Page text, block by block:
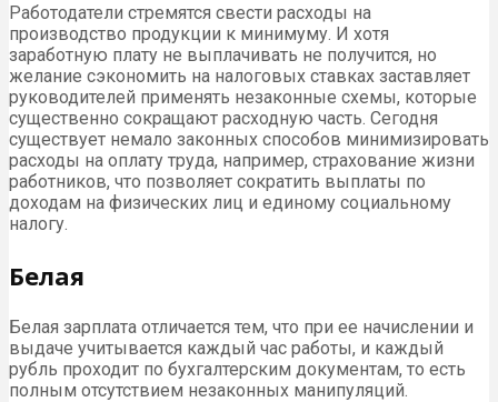
Работодатели стремятся свести расходы на
производство продукции к минимуму. И хотя
заработную плату не выплачивать не получится, но
желание сэкономить на налоговых ставках заставляет
руководителей применять незаконные схемы, которые
существенно сокращают расходную часть. Сегодня
существует немало законных способов минимизировать
расходы на оплату труда, например, страхование жизни
работников, что позволяет сократить выплаты по
доходам на физических лиц и единому социальному
налогу.
Белая
Белая зарплата отличается тем, что при ее начислении и
выдаче учитывается каждый час работы, и каждый
рубль проходит по бухгалтерским документам, то есть
полным отсутствием незаконных манипуляций.